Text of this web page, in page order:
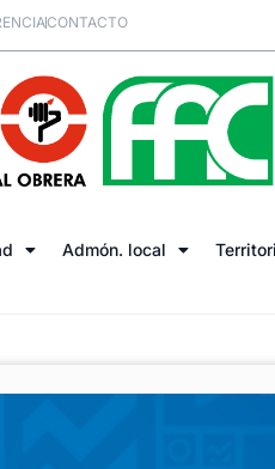
CONTACTO
Admón. local